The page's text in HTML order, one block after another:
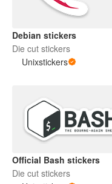
Debian stickers
Die cut stickers
Unixstickers
Official Bash stickers
Die cut stickers